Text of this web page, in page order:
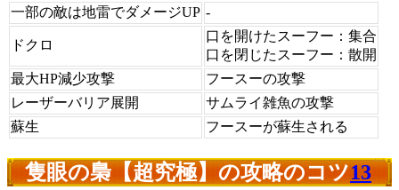
一部の敵は地雷でダメージUP -
ドクロ
口を開けたスーフー：集合
口を閉じたスーフー：散開
最大HP減少攻撃
フースーの攻撃
レーザーバリア展開
サムライ雑魚の攻撃
蘇生
フースーが蘇生される
隻眼の梟【超究極】の攻略のコツ13